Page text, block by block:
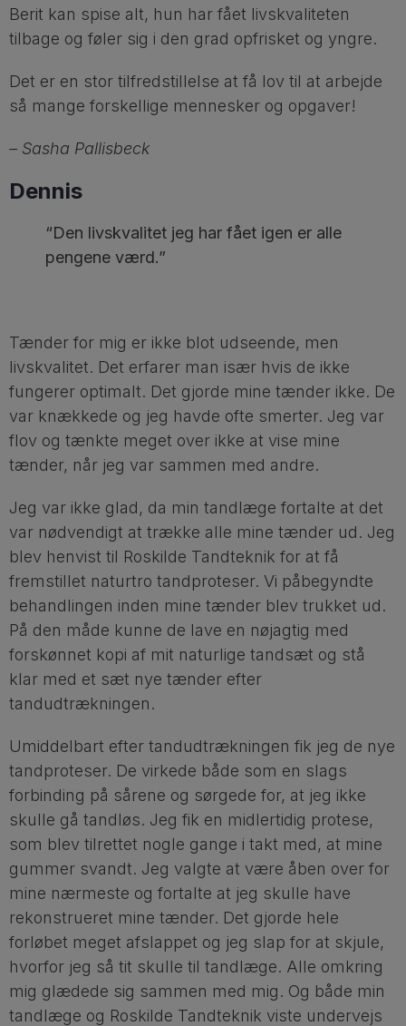
Berit kan spise alt, hun har fået livskvaliteten
tilbage og føler sig i den grad opfrisket og yngre.
Det er en stor tilfredstillelse at få lov til at arbejde
så mange forskellige mennesker og opgaver!
– Sasha Pallisbeck
Dennis
“Den livskvalitet jeg har fået igen er alle
pengene værd.”
Tænder for mig er ikke blot udseende, men
livskvalitet. Det erfarer man især hvis de ikke
fungerer optimalt. Det gjorde mine tænder ikke. De
var knækkede og jeg havde ofte smerter. Jeg var
flov og tænkte meget over ikke at vise mine
tænder, når jeg var sammen med andre.
Jeg var ikke glad, da min tandlæge fortalte at det
var nødvendigt at trække alle mine tænder ud. Jeg
blev henvist til Roskilde Tandteknik for at få
fremstillet naturtro tandproteser. Vi påbegyndte
behandlingen inden mine tænder blev trukket ud.
På den måde kunne de lave en nøjagtig med
forskønnet kopi af mit naturlige tandsæt og stå
klar med et sæt nye tænder efter
tandudtrækningen.
Umiddelbart efter tandudtrækningen fik jeg de nye
tandproteser. De virkede både som en slags
forbinding på sårene og sørgede for, at jeg ikke
skulle gå tandløs. Jeg fik en midlertidig protese,
som blev tilrettet nogle gange i takt med, at mine
gummer svandt. Jeg valgte at være åben over for
mine nærmeste og fortalte at jeg skulle have
rekonstrueret mine tænder. Det gjorde hele
forløbet meget afslappet og jeg slap for at skjule,
hvorfor jeg så tit skulle til tandlæge. Alle omkring
mig glædede sig sammen med mig. Og både min
tandlæge og Roskilde Tandteknik viste undervejs